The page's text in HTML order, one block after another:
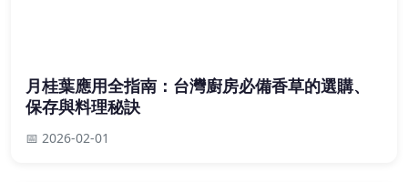
月桂葉應用全指南：台灣廚房必備香草的選購、
保存與料理秘訣
📅 2026-02-01